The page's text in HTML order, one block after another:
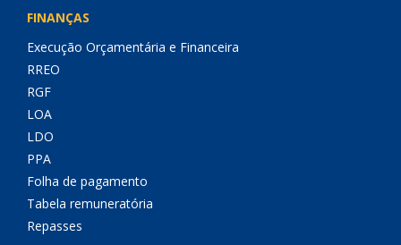
FINANÇAS
Execução Orçamentária e Financeira
RREO
RGF
LOA
LDO
PPA
Folha de pagamento
Tabela remuneratória
Repasses